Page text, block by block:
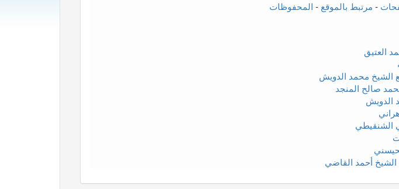
- مرتبط بالموقع - المحفوظات
العتيق
الشيخ محمد الدويش
صالح المنجد
الدويش
الشنقيطي
. الشيخ أحمد القاضي